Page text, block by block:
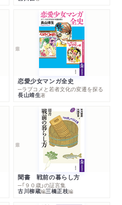
恋愛少女マンガ全史
─ラブコメと若者文化の変遷を探る
長山靖生著
聞書 戦前の暮らし方
─「９０歳」の証言集
古川柳蔵編三橋正枝編